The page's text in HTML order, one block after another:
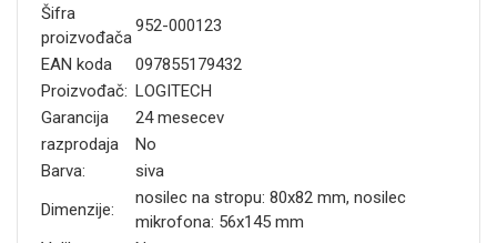
Šifra
proizvođača
952-000123
EAN koda
097855179432
Proizvođač: LOGITECH
Garancija
24 mesecev
razprodaja
No
Barva:
siva
Dimenzije:
nosilec na stropu: 80x82 mm, nosilec
mikrofona: 56x145 mm